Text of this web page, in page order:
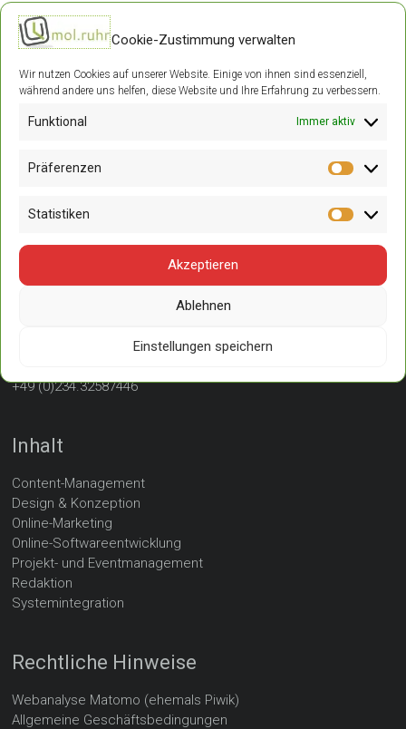
Cookie-Zustimmung verwalten
Wir nutzen Cookies auf unserer Website. Einige von ihnen sind essenziell,
während andere uns helfen, diese Website und Ihre Erfahrung zu verbessern.
Funktional Immer aktiv
Präferenzen
Statistiken
Akzeptieren
Ablehnen
Einstellungen speichern
mol.ruhr GbR
44879 Bochum
www.mol.ruhr
Telefon
+49 (0)234.32587446
Inhalt
Content-Management
Design & Konzeption
Online-Marketing
Online-Softwareentwicklung
Projekt- und Eventmanagement
Redaktion
Systemintegration
Rechtliche Hinweise
Webanalyse Matomo (ehemals Piwik)
Allgemeine Geschäftsbedingungen